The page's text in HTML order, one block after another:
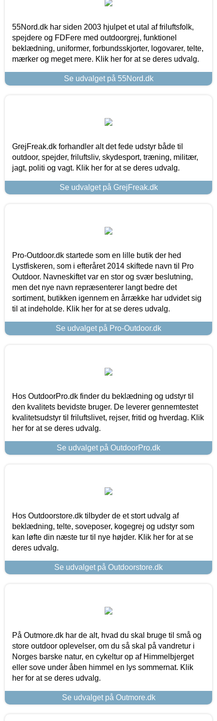
55Nord.dk har siden 2003 hjulpet et utal af friluftsfolk,
spejdere og FDFere med outdoorgrej, funktionel
beklædning, uniformer, forbundsskjorter, logovarer, telte,
mærker og meget mere. Klik her for at se deres udvalg.
Se udvalget på 55Nord.dk
GrejFreak.dk forhandler alt det fede udstyr både til
outdoor, spejder, friluftsliv, skydesport, træning, militær,
jagt, politi og vagt. Klik her for at se deres udvalg.
Se udvalget på GrejFreak.dk
Pro-Outdoor.dk startede som en lille butik der hed
Lystfiskeren, som i efteråret 2014 skiftede navn til Pro
Outdoor. Navneskiftet var en stor og svær beslutning,
men det nye navn repræsenterer langt bedre det
sortiment, butikken igennem en årrække har udvidet sig
til at indeholde. Klik her for at se deres udvalg.
Se udvalget på Pro-Outdoor.dk
Hos OutdoorPro.dk finder du beklædning og udstyr til
den kvalitets bevidste bruger. De leverer gennemtestet
kvalitetsudstyr til friluftslivet, rejser, fritid og hverdag. Klik
her for at se deres udvalg.
Se udvalget på OutdoorPro.dk
Hos Outdoorstore.dk tilbyder de et stort udvalg af
beklædning, telte, soveposer, kogegrej og udstyr som
kan løfte din næste tur til nye højder. Klik her for at se
deres udvalg.
Se udvalget på Outdoorstore.dk
På Outmore.dk har de alt, hvad du skal bruge til små og
store outdoor oplevelser, om du så skal på vandretur i
Norges barske natur, en cykeltur op af Himmelbjerget
eller sove under åben himmel en lys sommernat. Klik
her for at se deres udvalg.
Se udvalget på Outmore.dk